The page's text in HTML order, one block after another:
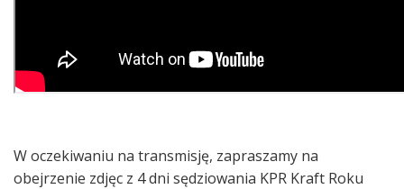
W oczekiwaniu na transmisję, zapraszamy na
obejrzenie zdjęc z 4 dni sędziowania KPR Kraft Roku